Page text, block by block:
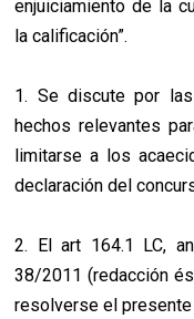
enjuiciamiento de la
la calificación”.
1. Se discute por
hechos relevantes
limitarse a los
declaración del
2. El art 164.1 LC,
38/2011 (redacción
resolverse el